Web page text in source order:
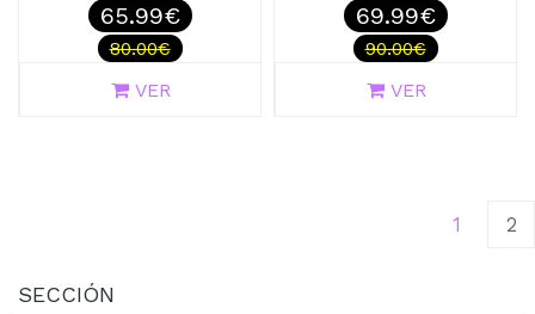
65.99€
80.00€
VER
69.99€
90.00€
VER
1 2
SECCIÓN